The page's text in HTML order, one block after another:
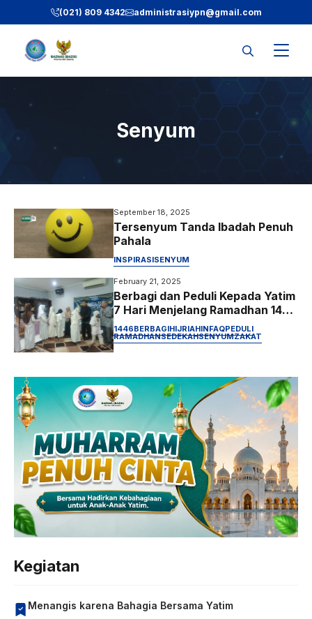
to
content
(021) 809 4342 administrasiypn@gmail.com
Senyum
September 18, 2025
Tersenyum Tanda Ibadah Penuh
Pahala
INSPIRASISENYUM
February 21, 2025
Berbagi dan Peduli Kepada Yatim
7 Hari Menjelang Ramadhan 1446
Hijriah
1446BERBAGIHIJRIAHINFAQPEDULI
RAMADHANSEDEKAHSENYUMZAKAT
Kegiatan
Menangis karena Bahagia Bersama Yatim